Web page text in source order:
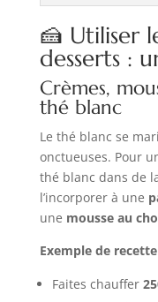
🍰 Utiliser
desserts :
Crèmes,
thé blanc
Le thé blanc se
onctueuses. Pour
thé blanc dans de
l’incorporer à une
une mousse au
Exemple de
Faites chauffer